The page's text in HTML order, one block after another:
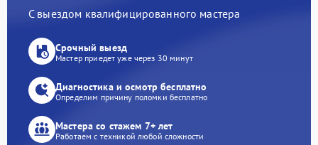
С выездом квалифицированного мастера
Срочный выезд
Мастер приедет уже через 30 минут
Диагностика и осмотр бесплатно
Определим причину поломки бесплатно
Мастера со стажем 7+ лет
Работаем с техникой любой сложности